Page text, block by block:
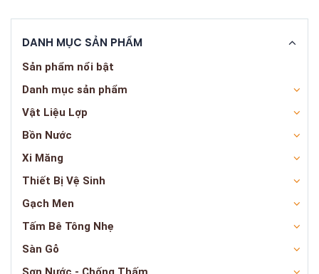
DANH MỤC SẢN PHẨM
Sản phẩm nổi bật
Danh mục sản phẩm
Vật Liệu Lợp
Bồn Nước
Xi Măng
Thiết Bị Vệ Sinh
Gạch Men
Tấm Bê Tông Nhẹ
Sàn Gỗ